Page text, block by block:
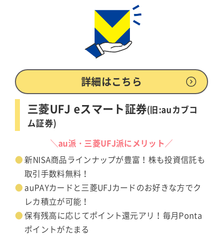
詳細はこちら
三菱UFJ eスマート証券(旧:auカブコ
ム証券)
＼au派・三菱UFJ派にメリット／
新NISA商品ラインナップが豊富！株も投資信託も
取引手数料無料！
auPAYカードと三菱UFJカードのお好きな方でク
レカ積立が可能！
保有残高に応じてポイント還元アリ！毎月Ponta
ポイントがたまる